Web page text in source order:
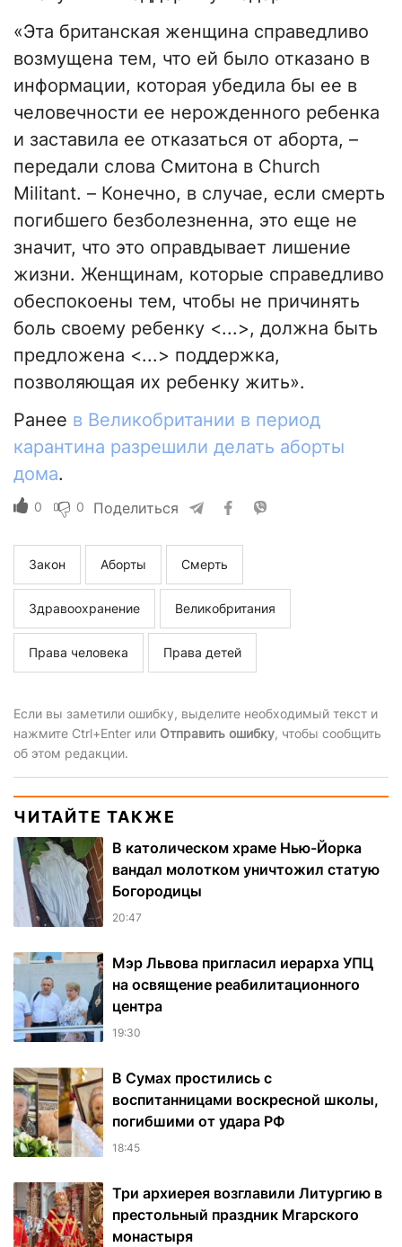
«Эта британская женщина справедливо
возмущена тем, что ей было отказано в
информации, которая убедила бы ее в
человечности ее нерожденного ребенка
и заставила ее отказаться от аборта, –
передали слова Смитона в Сhurch
Мilitant. – Конечно, в случае, если смерть
погибшего безболезненна, это еще не
значит, что это оправдывает лишение
жизни. Женщинам, которые справедливо
обеспокоены тем, чтобы не причинять
боль своему ребенку <...>, должна быть
предложена <...> поддержка,
позволяющая их ребенку жить».
Ранее в Великобритании в период
карантина разрешили делать аборты
дома.
0 0 Поделиться
Закон Аборты Смерть
Здравоохранение Великобритания
Права человека Права детей
Если вы заметили ошибку, выделите необходимый текст и
нажмите Ctrl+Enter или Отправить ошибку, чтобы сообщить
об этом редакции.
ЧИТАЙТЕ ТАКЖЕ
В католическом храме Нью-Йорка
вандал молотком уничтожил статую
Богородицы
20:47
Мэр Львова пригласил иерарха УПЦ
на освящение реабилитационного
центра
19:30
В Сумах простились с
воспитанницами воскресной школы,
погибшими от удара РФ
18:45
Три архиерея возглавили Литургию в
престольный праздник Мгарского
монастыря